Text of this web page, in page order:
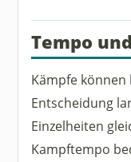
Tempo
Kämpfe
Entscheidung
Einzelheiten
Kampftempo